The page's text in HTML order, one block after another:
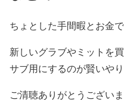
ちょとした手間暇とお金
新しいグラブやミットを
サブ用にするのが賢いやり
ご清聴ありがとうございま